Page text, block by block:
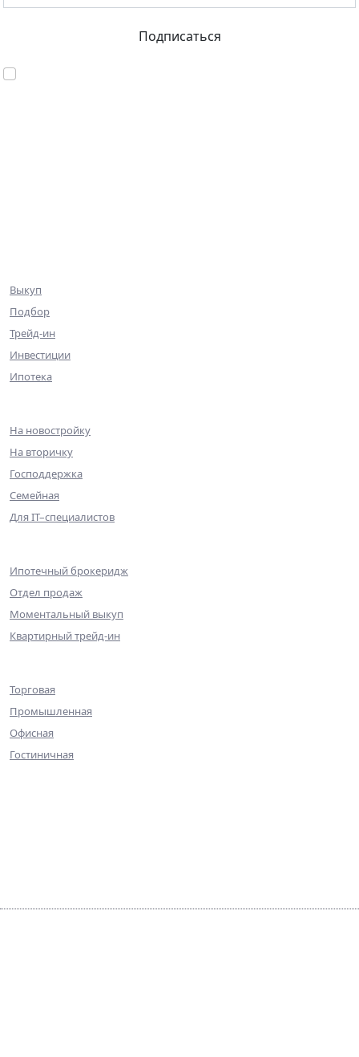
Подписаться
Выкуп
Подбор
Трейд-ин
Инвестиции
Ипотека
На новостройку
На вторичку
Господдержка
Семейная
Для IT–специалистов
Ипотечный брокеридж
Отдел продаж
Моментальный выкуп
Квартирный трейд-ин
Торговая
Промышленная
Офисная
Гостиничная